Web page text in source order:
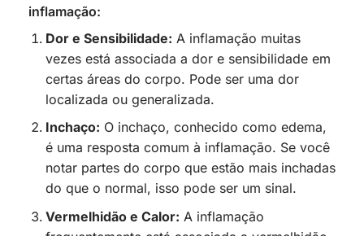
inflamação:
Dor e Sensibilidade: A inflamação muitas
vezes está associada a dor e sensibilidade em
certas áreas do corpo. Pode ser uma dor
localizada ou generalizada.
Inchaço: O inchaço, conhecido como edema,
é uma resposta comum à inflamação. Se você
notar partes do corpo que estão mais inchadas
do que o normal, isso pode ser um sinal.
Vermelhidão e Calor: A inflamação